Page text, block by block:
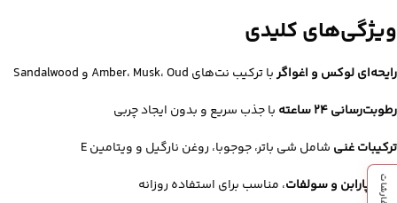
ویژگی‌های کلیدی
رایحه‌ای لوکس و اغواگربا ترکیب نت‌های Amber، Musk، Oud و Sandalwood
رطوبت‌رسانی ۲۴ ساعته
با جذب سریع و بدون ایجاد چربی
ترکیبات غنی شامل شی باتر، جوجوبا، روغن نارگیل و ویتامین E
فاقد پارابن و سولفات، مناسب برای استفاده روزانه